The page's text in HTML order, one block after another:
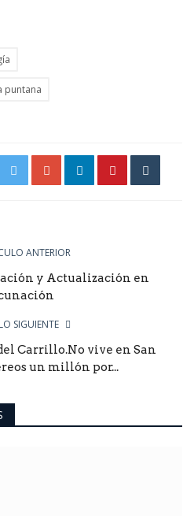
puntana
ANTERIOR
y Actualización en
SIGUIENTE
Carrillo.No vive en San
un millón por...